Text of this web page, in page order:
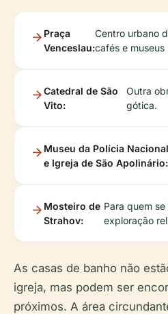
Praça
Venceslau:
Centro urbano
cafés e
Catedral de São
Vito:
Outra
gótica.
Museu da Polícia
e Igreja de São Apolinário:
Mosteiro de
Strahov:
Para quem
exploração
As casas de banho não
igreja, mas podem ser
próximos. A área